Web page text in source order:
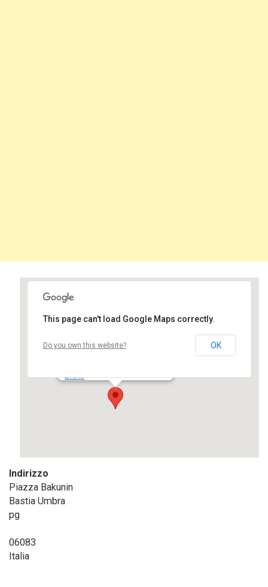
Eventi
This page can't load Google Maps correctly.
Do you own this website? OK
Indirizzo
Piazza Bakunin
Bastia Umbra
pg
06083
Italia